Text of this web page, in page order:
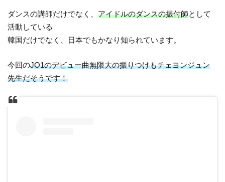
ダンスの講師だけでなく、アイドルのダンスの振付師として
活動している
韓国だけでなく、日本でもかなり知られています。
今回のJO1のデビュー曲無限大の振りつけもチェヨンジュン
先生だそうです！